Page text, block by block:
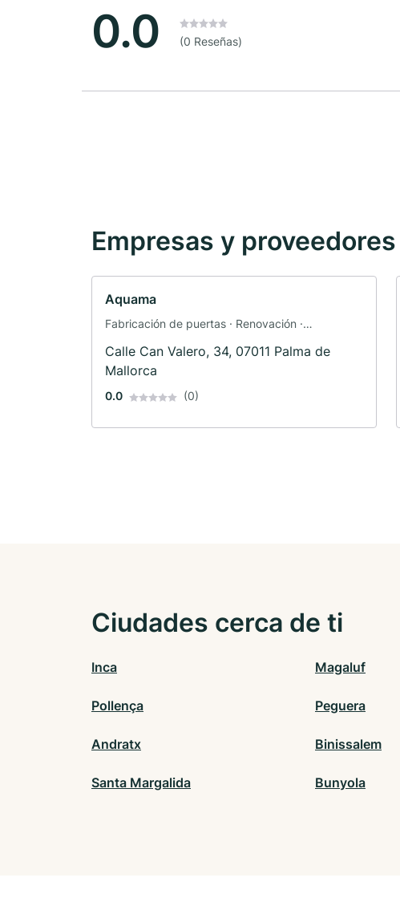
0.0 (0 Reseñas)
Empresas y
Aquama
Fabricación de puertas · Renovación ·
Calle Can Valero, 34, 07011 Palma de
Mallorca
0.0 (0)
Ciudades cerca de ti
Inca Magaluf
Pollença Peguera
Andratx Binissalem
Santa Margalida Bunyola